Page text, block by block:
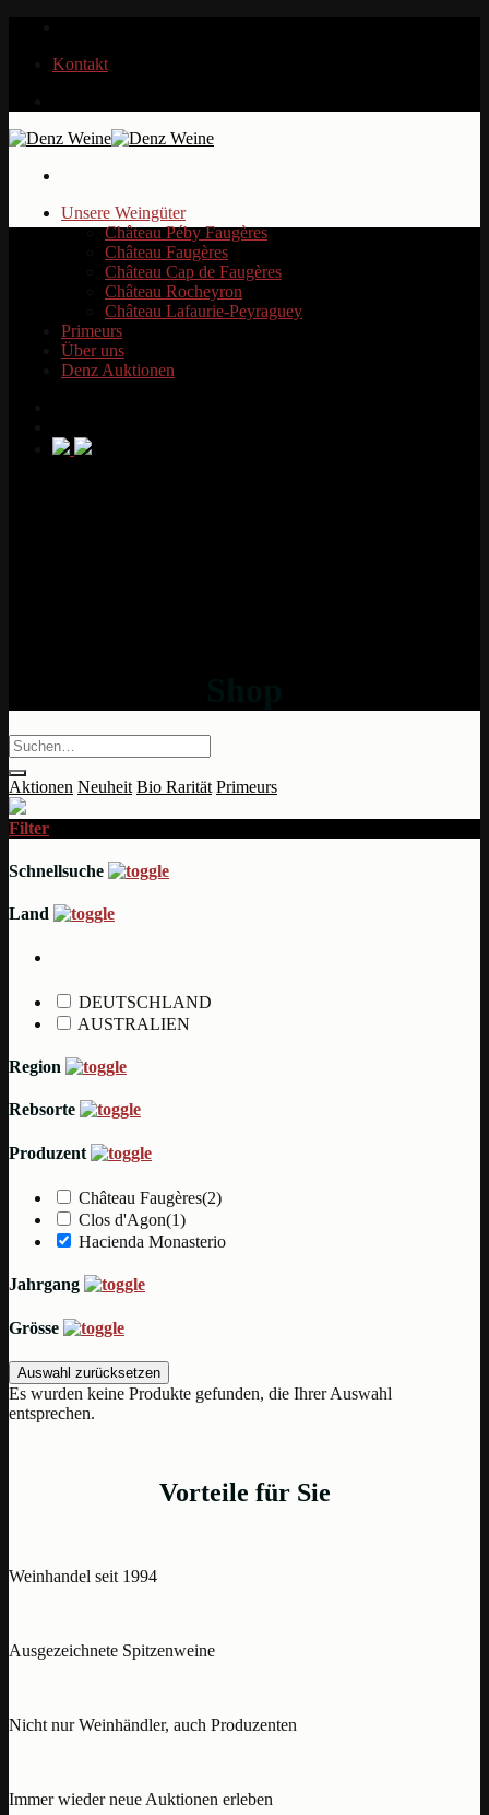
springenKontakt
Unsere Weingüter
Château Péby Faugères
Château Faugères
Château Cap de Faugères
Château Rocheyron
Château Lafaurie-Peyraguey
Primeurs
Über uns
Denz Auktionen
Aktionen Neuheit Bio Rarität Primeurs
Filter
Schnellsuche
Land
DEUTSCHLAND
AUSTRALIEN
Region
Rebsorte
Produzent
Château Faugères(2)
Clos d'Agon(1)
Hacienda Monasterio
Jahrgang
Grösse
Auswahl zurücksetzen
Es wurden keine Produkte gefunden, die Ihrer Auswahl
entsprechen.
Vorteile für Sie
Weinhandel seit 1994
Ausgezeichnete Spitzenweine
Nicht nur Weinhändler, auch Produzenten
Immer wieder neue Auktionen erleben